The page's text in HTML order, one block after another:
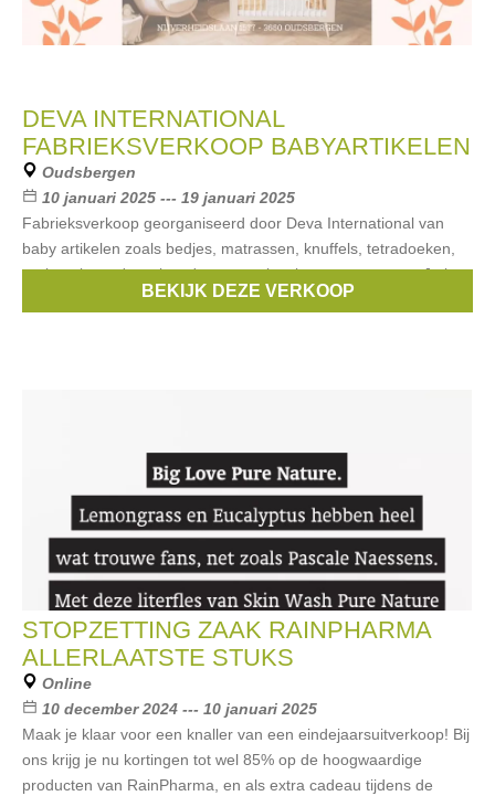
DEVA INTERNATIONAL
FABRIEKSVERKOOP BABYARTIKELEN
Oudsbergen
10 januari 2025 --- 19 januari 2025
Fabrieksverkoop georganiseerd door Deva International van
baby artikelen zoals bedjes, matrassen, knuffels, tetradoeken,
parken, buggy's, pyjama's, verzorgingskussens en meer. Je kan
BEKIJK DEZE VERKOOP
STOPZETTING ZAAK RAINPHARMA
ALLERLAATSTE STUKS
Online
10 december 2024 --- 10 januari 2025
Maak je klaar voor een knaller van een eindejaarsuitverkoop! Bij
ons krijg je nu kortingen tot wel 85% op de hoogwaardige
producten van RainPharma, en als extra cadeau tijdens de